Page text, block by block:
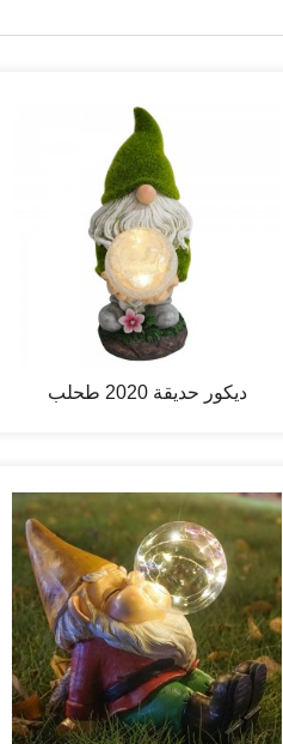
ديكور حديقة 2020 طحلب